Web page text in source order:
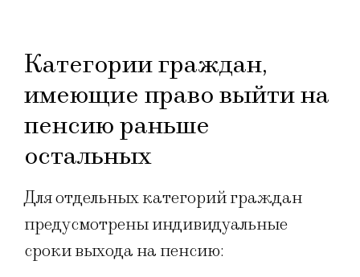
Категории граждан,
имеющие право выйти на
пенсию раньше
остальных
Для отдельных категорий граждан
предусмотрены индивидуальные
сроки выхода на пенсию: